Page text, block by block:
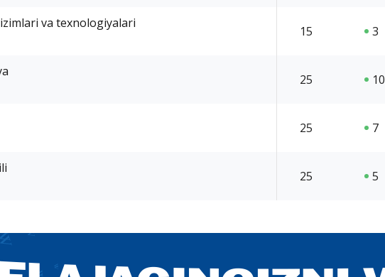
va texnologiyalari
15 3
25 10
25 7
25 5